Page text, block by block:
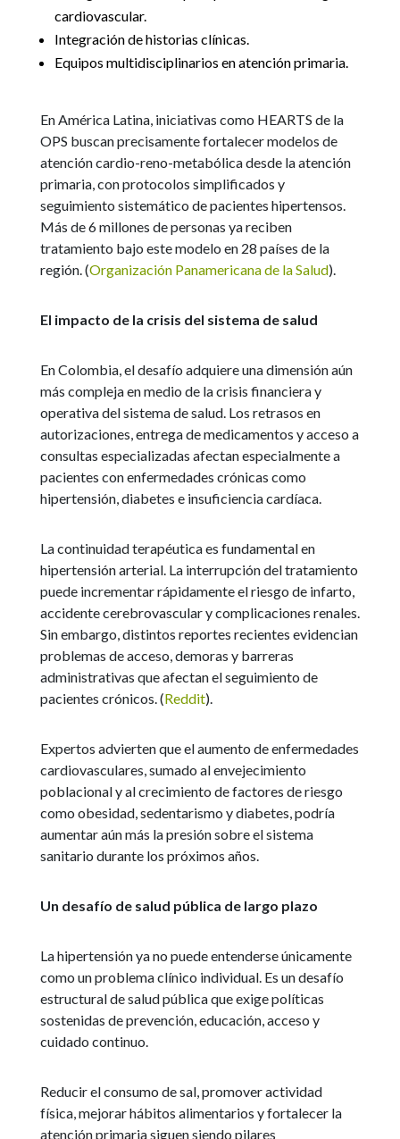
cardiovascular.
Integración de historias clínicas.
Equipos multidisciplinarios en atención primaria.
En América Latina, iniciativas como HEARTS de la
OPS buscan precisamente fortalecer modelos de
atención cardio-reno-metabólica desde la atención
primaria, con protocolos simplificados y
seguimiento sistemático de pacientes hipertensos.
Más de 6 millones de personas ya reciben
tratamiento bajo este modelo en 28 países de la
región. (Organización Panamericana de la Salud).
El impacto de la crisis del sistema de salud
En Colombia, el desafío adquiere una dimensión aún
más compleja en medio de la crisis financiera y
operativa del sistema de salud. Los retrasos en
autorizaciones, entrega de medicamentos y acceso a
consultas especializadas afectan especialmente a
pacientes con enfermedades crónicas como
hipertensión, diabetes e insuficiencia cardíaca.
La continuidad terapéutica es fundamental en
hipertensión arterial. La interrupción del tratamiento
puede incrementar rápidamente el riesgo de infarto,
accidente cerebrovascular y complicaciones renales.
Sin embargo, distintos reportes recientes evidencian
problemas de acceso, demoras y barreras
administrativas que afectan el seguimiento de
pacientes crónicos. (Reddit).
Expertos advierten que el aumento de enfermedades
cardiovasculares, sumado al envejecimiento
poblacional y al crecimiento de factores de riesgo
como obesidad, sedentarismo y diabetes, podría
aumentar aún más la presión sobre el sistema
sanitario durante los próximos años.
Un desafío de salud pública de largo plazo
La hipertensión ya no puede entenderse únicamente
como un problema clínico individual. Es un desafío
estructural de salud pública que exige políticas
sostenidas de prevención, educación, acceso y
cuidado continuo.
Reducir el consumo de sal, promover actividad
física, mejorar hábitos alimentarios y fortalecer la
atención primaria siguen siendo pilares